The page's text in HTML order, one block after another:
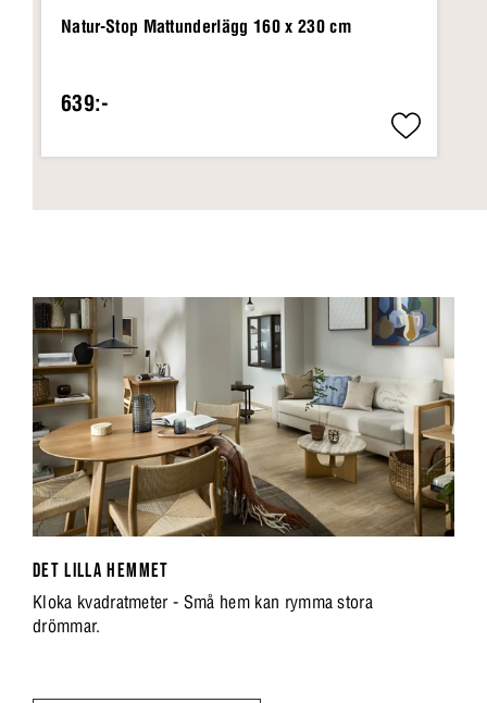
Natur-Stop Mattunderlägg 160 x 230 cm
639:-
DET LILLA HEMMET
Kloka kvadratmeter - Små hem kan rymma stora
drömmar.